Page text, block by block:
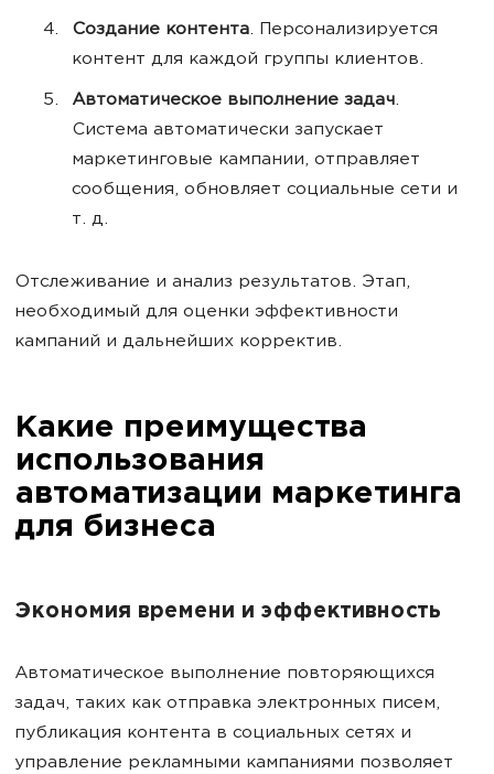
Создание контента. Персонализируется
контент для каждой группы клиентов.
Автоматическое выполнение задач.
Система автоматически запускает
маркетинговые кампании, отправляет
сообщения, обновляет социальные сети и
т. д.
Отслеживание и анализ результатов. Этап,
необходимый для оценки эффективности
кампаний и дальнейших корректив.
Какие преимущества
использования
автоматизации маркетинга
для бизнеса
Экономия времени и эффективность
Автоматическое выполнение повторяющихся
задач, таких как отправка электронных писем,
публикация контента в социальных сетях и
управление рекламными кампаниями позволяет